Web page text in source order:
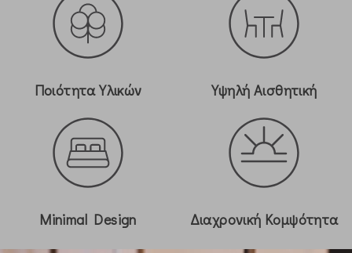
Ποιότητα Υλικών Yψηλή Aισθητική
Minimal Design Διαχρονική Κομψότητα